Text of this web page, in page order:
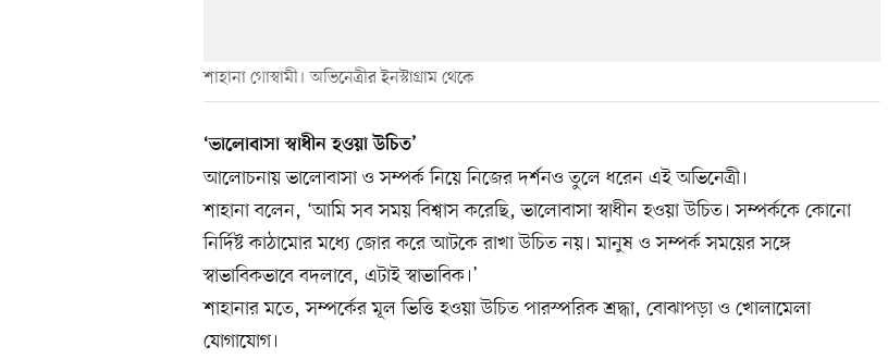
শাহানা গোস্বামী। অভিনেত্রীর ইনস্টাগ্রাম থেকে
‘ভালোবাসা স্বাধীন হওয়া উচিত’
আলোচনায় ভালোবাসা ও সম্পর্ক নিয়ে নিজের দর্শনও তুলে ধরেন এই অভিনেত্রী।
শাহানা বলেন, ‘আমি সব সময় বিশ্বাস করেছি, ভালোবাসা স্বাধীন হওয়া উচিত। সম্পর্ককে কোনো
নির্দিষ্ট কাঠামোর মধ্যে জোর করে আটকে রাখা উচিত নয়। মানুষ ও সম্পর্ক সময়ের সঙ্গে
স্বাভাবিকভাবে বদলাবে, এটাই স্বাভাবিক।’
শাহানার মতে, সম্পর্কের মূল ভিত্তি হওয়া উচিত পারস্পরিক শ্রদ্ধা, বোঝাপড়া ও খোলামেলা
যোগাযোগ।